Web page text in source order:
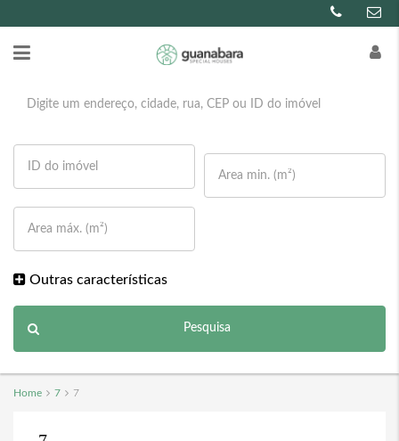
Outras características
Pesquisa
Home 7 7